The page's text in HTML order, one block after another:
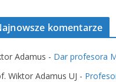
komentarze
Adamus - Dar profesora
Wiktor Adamus UJ -